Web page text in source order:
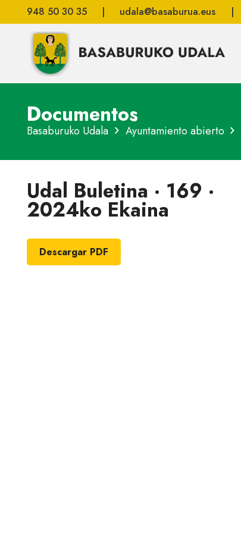
948 50 30 35 | udala@basaburua.eus |
Documentos
Basaburuko Udala Ayuntamiento abierto
Udal Buletina · 169 ·
2024ko Ekaina
Descargar PDF